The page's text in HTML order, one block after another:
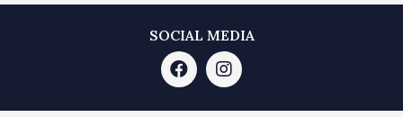
SOCIAL MEDIA